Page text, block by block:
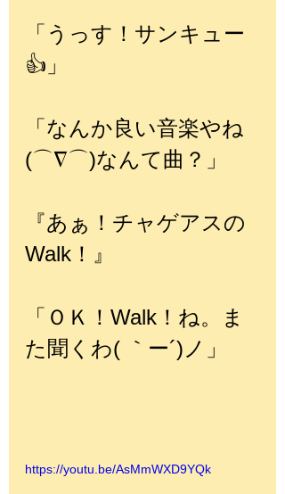
「うっす！サンキュー
👍」
「なんか良い音楽やね
(⌒∇⌒)なんて曲？」
『あぁ！チャゲアスの
Walk！』
「ＯＫ！Walk！ね。ま
た聞くわ( ｀ー´)ノ」
https://youtu.be/AsMmWXD9YQk